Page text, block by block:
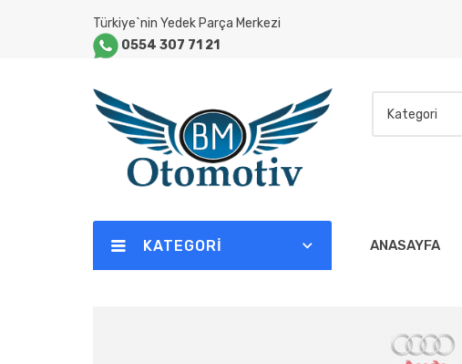
Türkiye`nin Yedek Parça Merkezi
0554 307 71 21
Kategori
KATEGORI ANASAYFA